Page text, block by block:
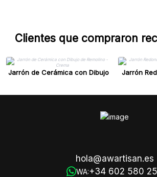
Clientes que compraron
Jarrón de Cerámica con Dibujo
Jarrón
hola@awartisan.es
WA:+34 602 580